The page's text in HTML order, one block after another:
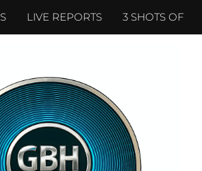
LIVE REPORTS 3 SHOTS OF